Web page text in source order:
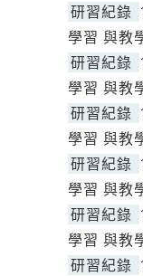
研習紀錄
學習 與教
研習紀錄
學習 與教
研習紀錄
學習 與教
研習紀錄
學習 與教
研習紀錄
學習 與教
研習紀錄